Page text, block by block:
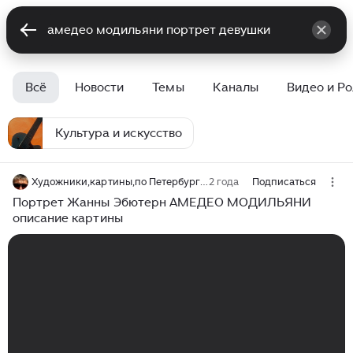
Всё Новости Темы Каналы Видео и
Культура и искусство
Художники,картины,по Петербургу,путешествия по миру с Юрием Башкиным2 года Подписаться
Портрет Жанны Эбютерн АМЕДЕО МОДИЛЬЯНИ
описание картины